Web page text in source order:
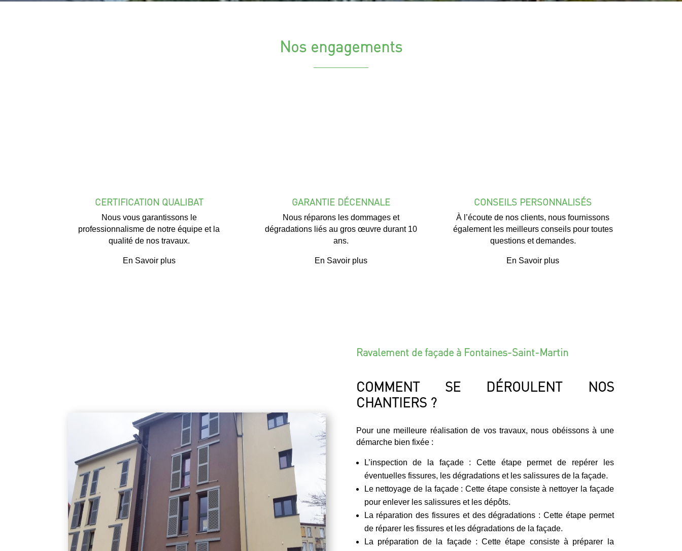
Nos engagements
CERTIFICATION QUALIBAT
Nous vous garantissons le
professionnalisme de notre équipe et la
qualité de nos travaux.
En Savoir plus
GARANTIE DÉCENNALE
Nous réparons les dommages et
dégradations liés au gros œuvre durant 10
ans.
En Savoir plus
CONSEILS PERSONNALISÉS
À l’écoute de nos clients, nous fournissons
également les meilleurs conseils pour toutes
questions et demandes.
En Savoir plus
Ravalement de façade à Fontaines-Saint-Martin
COMMENT SE DÉROULENT NOS
CHANTIERS ?
Pour une meilleure réalisation de vos travaux, nous obéissons à une
démarche bien fixée :
L’inspection de la façade : Cette étape permet de repérer les
éventuelles fissures, les dégradations et les salissures de la façade.
Le nettoyage de la façade : Cette étape consiste à nettoyer la façade
pour enlever les salissures et les dépôts.
La réparation des fissures et des dégradations : Cette étape permet
de réparer les fissures et les dégradations de la façade.
La préparation de la façade : Cette étape consiste à préparer la